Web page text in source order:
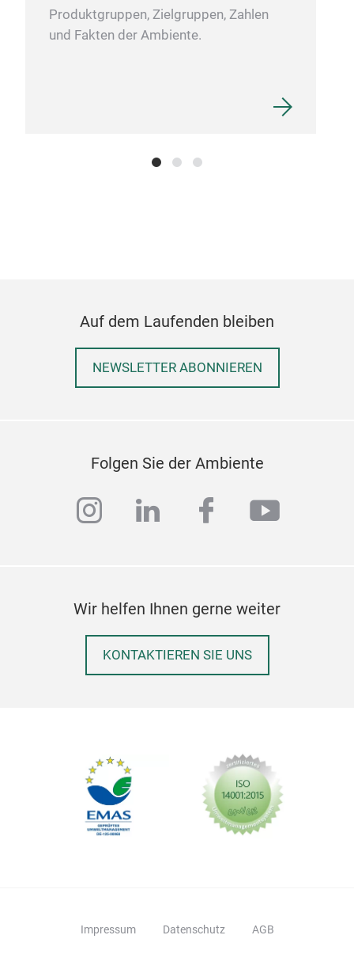
Produktgruppen, Zielgruppen, Zahlen
und Fakten der Ambiente.
Auf dem Laufenden bleiben
NEWSLETTER ABONNIEREN
Folgen Sie der Ambiente
instagram
linkedinfacebook
Wir helfen Ihnen gerne weiter
KONTAKTIEREN SIE UNS
Impressum Datenschutz AGB